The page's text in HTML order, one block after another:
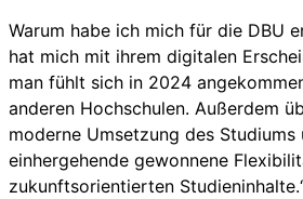
Warum habe ich mich für die DBU
hat mich mit ihrem digitalen
man fühlt sich in 2024
anderen Hochschulen. Außerdem
moderne Umsetzung des Studiums
einhergehende gewonnene
zukunftsorientierten